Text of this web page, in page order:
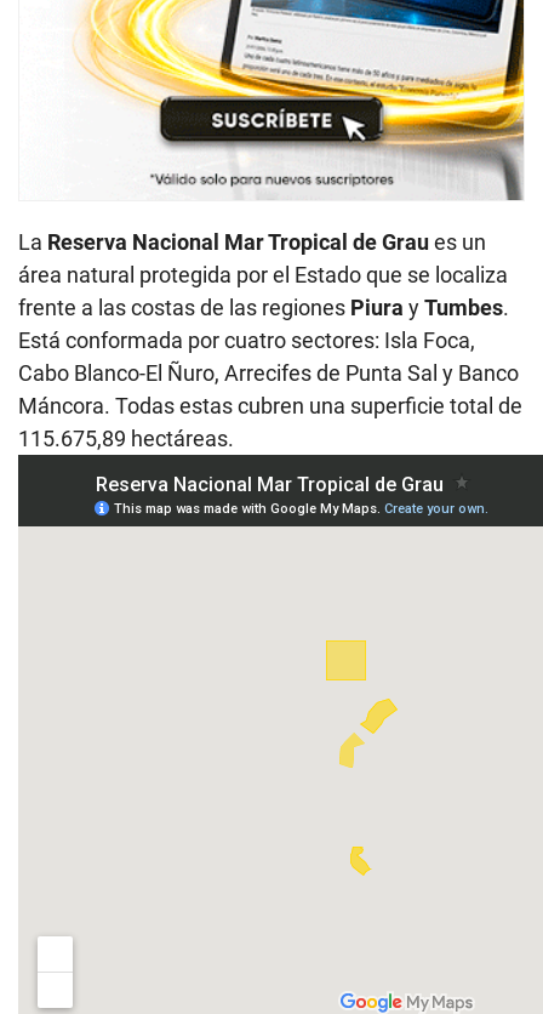
La Reserva Nacional Mar Tropical de Graues un
área natural protegida por el Estado que se localiza
frente a las costas de las regiones Piura yTumbes.
Está conformada por cuatro sectores: Isla Foca,
Cabo Blanco-El Ñuro, Arrecifes de Punta Sal y Banco
Máncora. Todas estas cubren una superficie total de
115.675,89 hectáreas.